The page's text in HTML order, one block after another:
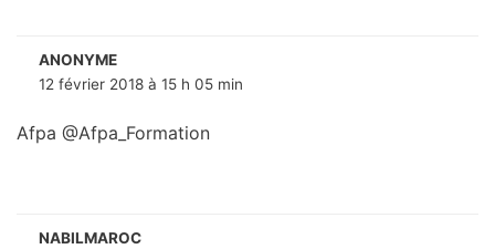
ANONYME
12 février 2018 à 15 h 05 min
Afpa @Afpa_Formation
NABILMAROC